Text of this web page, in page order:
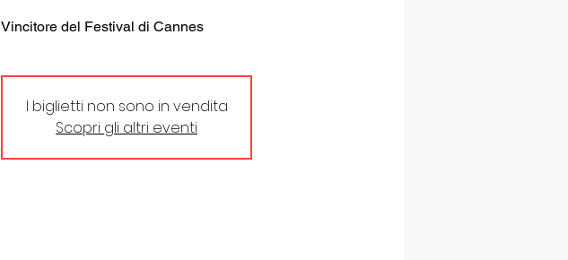
Vincitore del Festival di Cannes
I biglietti non sono in vendita
Scopri gli altri eventi